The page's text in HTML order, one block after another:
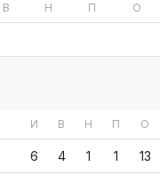
В Н П О
И В Н П О
6 4 1 1 13